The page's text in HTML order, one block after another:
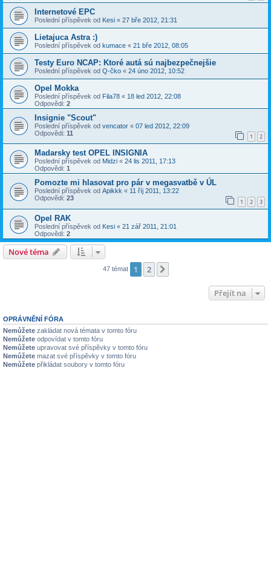
Internetové EPC
Poslední příspěvek od Kesi « 27 bře 2012, 21:31
Lietajuca Astra :)
Poslední příspěvek od kumace « 21 bře 2012, 08:05
Testy Euro NCAP: Ktoré autá sú najbezpečnejšie
Poslední příspěvek od Q-čko « 24 úno 2012, 10:52
Opel Mokka
Poslední příspěvek od Fila78 « 18 led 2012, 22:08
Odpovědi: 2
Insignie "Scout"
Poslední příspěvek od vencator « 07 led 2012, 22:09
Odpovědi: 11 1 2
Madarsky test OPEL INSIGNIA
Poslední příspěvek od Midzi « 24 lis 2011, 17:13
Odpovědi: 1
Pomozte mi hlasovat pro pár v megasvatbě v ÚL
Poslední příspěvek od Apikkk « 11 říj 2011, 13:22
Odpovědi: 23 1 2 3
Opel RAK
Poslední příspěvek od Kesi « 21 zář 2011, 21:01
Odpovědi: 2
Nové téma
47 témat 1 2
Přejít na
OPRÁVNĚNÍ FÓRA
Nemůžete zakládat nová témata v tomto fóru
Nemůžete odpovídat v tomto fóru
Nemůžete upravovat své příspěvky v tomto fóru
Nemůžete mazat své příspěvky v tomto fóru
Nemůžete přikládat soubory v tomto fóru